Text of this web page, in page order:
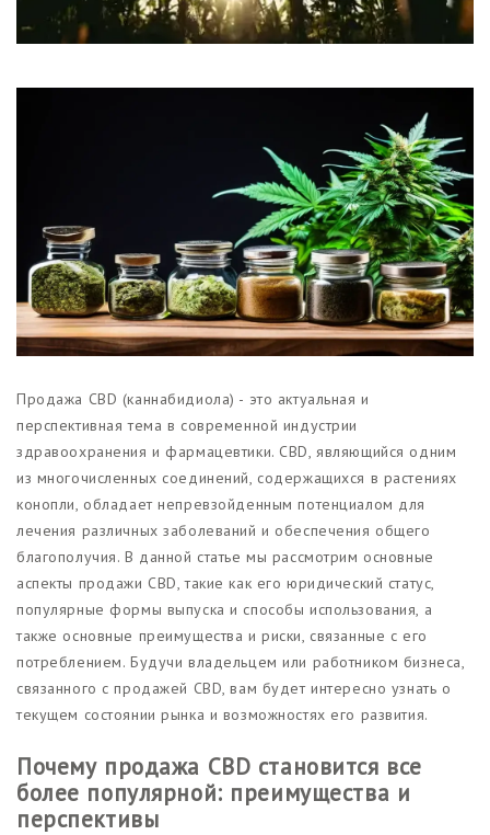
Функциональные продукты с
CBD
Красота и гигиена
CBD для животных
Какао и шоколад с CBD
Магазины
Продажа CBD (каннабидиола) - это актуальная и
перспективная тема в современной индустрии
здравоохранения и фармацевтики. CBD, являющийся одним
из многочисленных соединений, содержащихся в растениях
конопли, обладает непревзойденным потенциалом для
лечения различных заболеваний и обеспечения общего
благополучия. В данной статье мы рассмотрим основные
аспекты продажи CBD, такие как его юридический статус,
популярные формы выпуска и способы использования, а
также основные преимущества и риски, связанные с его
потреблением. Будучи владельцем или работником бизнеса,
связанного с продажей CBD, вам будет интересно узнать о
текущем состоянии рынка и возможностях его развития.
Почему продажа CBD становится все
более популярной: преимущества и
перспективы